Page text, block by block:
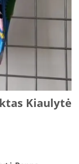
Kiaulytė